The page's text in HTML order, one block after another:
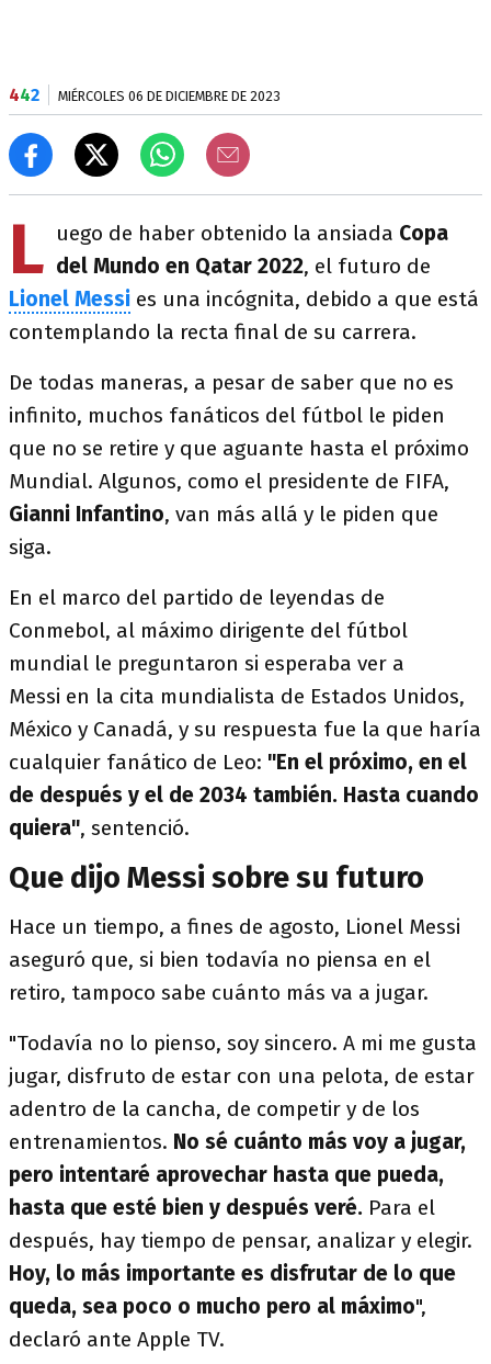
442 MIÉRCOLES 06 DE DICIEMBRE DE 2023
L uego de haber obtenido la ansiada Copa
del Mundo en Qatar 2022, el futuro de
Lionel Messi es una incógnita, debido a que está
contemplando la recta final de su carrera.
De todas maneras, a pesar de saber que no es
infinito, muchos fanáticos del fútbol le piden
que no se retire y que aguante hasta el próximo
Mundial. Algunos, como el presidente de FIFA,
Gianni Infantino, van más allá y le piden que
siga.
En el marco del partido de leyendas de
Conmebol, al máximo dirigente del fútbol
mundial le preguntaron si esperaba ver a
Messi en la cita mundialista de Estados Unidos,
México y Canadá, y su respuesta fue la que haría
cualquier fanático de Leo: "En el próximo, en el
de después y el de 2034 también. Hasta cuando
quiera", sentenció.
Que dijo Messi sobre su futuro
Hace un tiempo, a fines de agosto, Lionel Messi
aseguró que, si bien todavía no piensa en el
retiro, tampoco sabe cuánto más va a jugar.
"Todavía no lo pienso, soy sincero. A mi me gusta
jugar, disfruto de estar con una pelota, de estar
adentro de la cancha, de competir y de los
entrenamientos. No sé cuánto más voy a jugar,
pero intentaré aprovechar hasta que pueda,
hasta que esté bien y después veré. Para el
después, hay tiempo de pensar, analizar y elegir.
Hoy, lo más importante es disfrutar de lo que
queda, sea poco o mucho pero al máximo",
declaró ante Apple TV.